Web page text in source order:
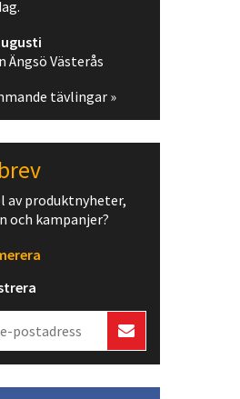
Ängsö Västerås
tävlingar »
av produktnyheter,
och kampanjer?